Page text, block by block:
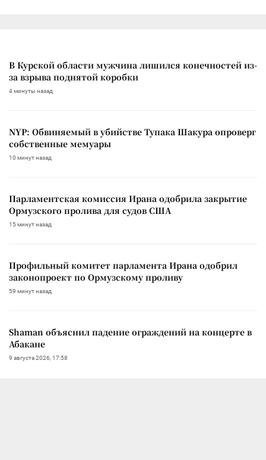
В Курской области мужчина лишился конечностей из-
за взрыва поднятой коробки
4 минуты назад
NYP: Обвиняемый в убийстве Тупака Шакура опроверг
собственные мемуары
10 минут назад
Парламентская комиссия Ирана одобрила закрытие
Ормузского пролива для судов США
15 минут назад
Профильный комитет парламента Ирана одобрил
законопроект по Ормузскому проливу
59 минут назад
Shaman объяснил падение ограждений на концерте в
Абакане
9 августа 2026, 17:58